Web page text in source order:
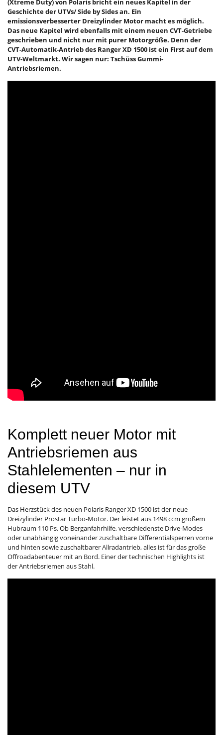
Geschichte der UTVs/ Side by Sides an. Ein
emissionsverbesserter Dreizylinder Motor macht es möglich.
Das neue Kapitel wird ebenfalls mit einem neuen CVT-Getriebe
geschrieben und nicht nur mit purer Motorgröße. Denn der
CVT-Automatik-Antrieb des Ranger XD 1500 ist ein First auf dem
UTV-Weltmarkt. Wir sagen nur: Tschüss Gummi-
Antriebsriemen.
Komplett neuer Motor mit
Antriebsriemen aus
Stahlelementen – nur in
diesem UTV
Das Herzstück des neuen Polaris Ranger XD 1500 ist der neue
Dreizylinder Prostar Turbo-Motor. Der leistet aus 1498 ccm großem
Hubraum 110 Ps. Ob Berganfahrhilfe, verschiedenste Drive-Modes
oder unabhängig voneinander zuschaltbare Differentialsperren vorne
und hinten sowie zuschaltbarer Allradantrieb, alles ist für das große
Offroadabenteuer mit an Bord. Einer der technischen Highlights ist
der Antriebsriemen aus Stahl.